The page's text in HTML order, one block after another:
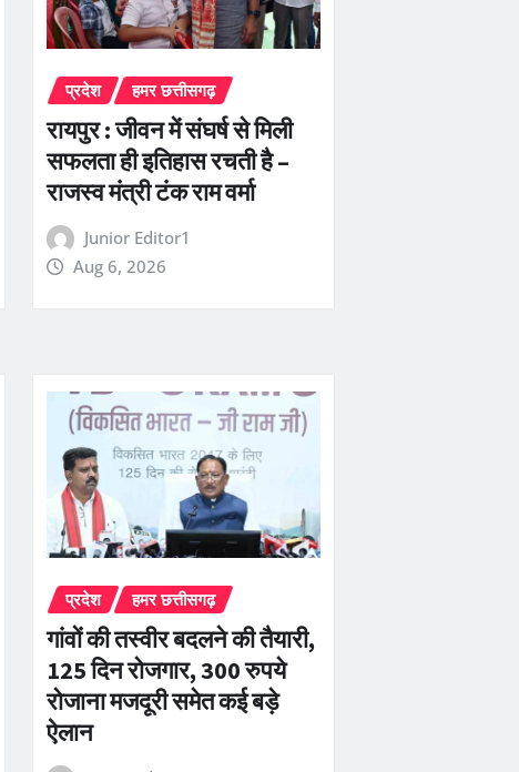
प्रदेश हमर छत्तीसगढ़
रायपुर : जीवन में संघर्ष से मिली
सफलता ही इतिहास रचती है –
राजस्व मंत्री टंक राम वर्मा
Junior Editor1
Aug 6, 2026
प्रदेश हमर छत्तीसगढ़
गांवों की तस्वीर बदलने की तैयारी,
125 दिन रोजगार, 300 रुपये
रोजाना मजदूरी समेत कई बड़े
ऐलान